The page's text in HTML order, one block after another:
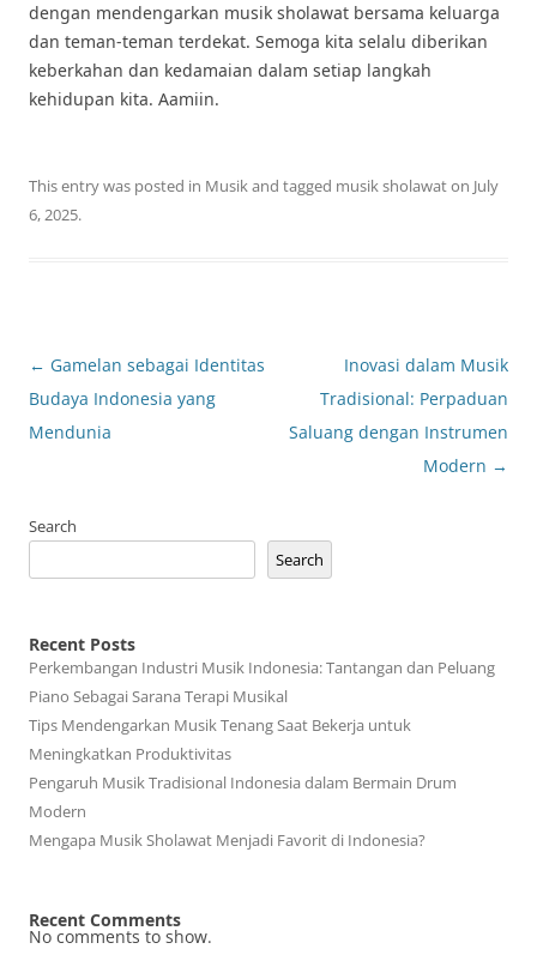
dengan mendengarkan musik sholawat bersama keluarga
dan teman-teman terdekat. Semoga kita selalu diberikan
keberkahan dan kedamaian dalam setiap langkah
kehidupan kita. Aamiin.
This entry was posted in Musikand tagged musik sholawaton July
6, 2025.
Post
navigation
← Gamelan sebagai Identitas
Budaya Indonesia yang
Mendunia
Inovasi dalam Musik
Tradisional: Perpaduan
Saluang dengan Instrumen
Modern →
Search
Search
Recent Posts
Perkembangan Industri Musik Indonesia: Tantangan dan Peluang
Piano Sebagai Sarana Terapi Musikal
Tips Mendengarkan Musik Tenang Saat Bekerja untuk
Meningkatkan Produktivitas
Pengaruh Musik Tradisional Indonesia dalam Bermain Drum
Modern
Mengapa Musik Sholawat Menjadi Favorit di Indonesia?
Recent Comments
No comments to show.